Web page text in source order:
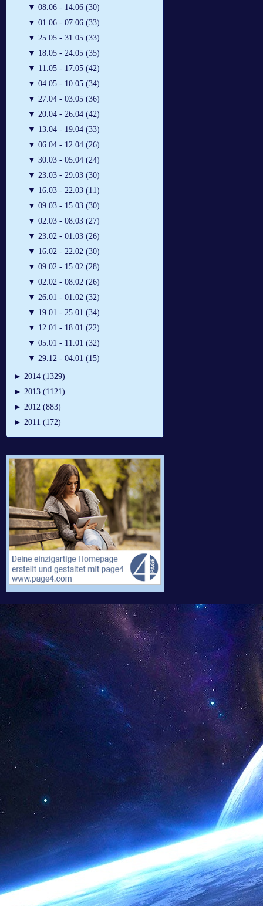
▼ 08.06 - 14.06 (30)
▼ 01.06 - 07.06 (33)
▼ 25.05 - 31.05 (33)
▼ 18.05 - 24.05 (35)
▼ 11.05 - 17.05 (42)
▼ 04.05 - 10.05 (34)
▼ 27.04 - 03.05 (36)
▼ 20.04 - 26.04 (42)
▼ 13.04 - 19.04 (33)
▼ 06.04 - 12.04 (26)
▼ 30.03 - 05.04 (24)
▼ 23.03 - 29.03 (30)
▼ 16.03 - 22.03 (11)
▼ 09.03 - 15.03 (30)
▼ 02.03 - 08.03 (27)
▼ 23.02 - 01.03 (26)
▼ 16.02 - 22.02 (30)
▼ 09.02 - 15.02 (28)
▼ 02.02 - 08.02 (26)
▼ 26.01 - 01.02 (32)
▼ 19.01 - 25.01 (34)
▼ 12.01 - 18.01 (22)
▼ 05.01 - 11.01 (32)
▼ 29.12 - 04.01 (15)
► 2014 (1329)
► 2013 (1121)
► 2012 (883)
► 2011 (172)